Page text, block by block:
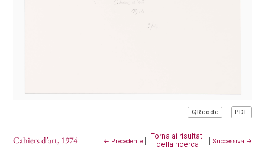
QRcode PDF
Cahiers d’art, 1974 ← Precedente|
Torna ai risultati
della ricerca
Successiva →